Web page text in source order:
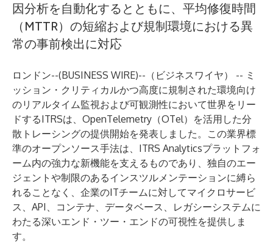
因分析を自動化するとともに、平均修復時間
（MTTR）の短縮および規制環境における異
常の事前検出に対応
ロンドン--(BUSINESS WIRE)-- （ビジネスワイヤ） -- ミ
ッション・クリティカルかつ高度に規制された環境向け
のリアルタイム監視および可観測性において世界をリー
ドするITRSは、OpenTelemetry（OTel）を活用した分
散トレーシングの提供開始を発表しました。この業界標
準のオープンソース手法は、ITRS Analyticsプラットフォ
ーム内の強力な新機能を支えるものであり、独自のエー
ジェントや制限のあるインスツルメンテーションに縛ら
れることなく、企業のITチームに対してマイクロサービ
ス、API、コンテナ、データベース、レガシーシステムに
わたる深いエンド・ツー・エンドの可視性を提供しま
す。